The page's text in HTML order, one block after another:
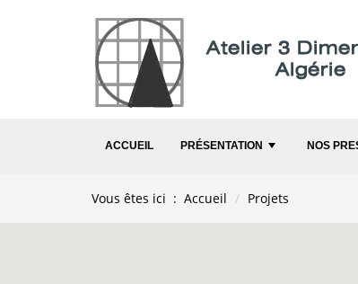
ACCUEIL PRÉSENTATION NOS
Vous êtes ici : Accueil Projets